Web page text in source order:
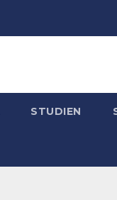
STUDIEN